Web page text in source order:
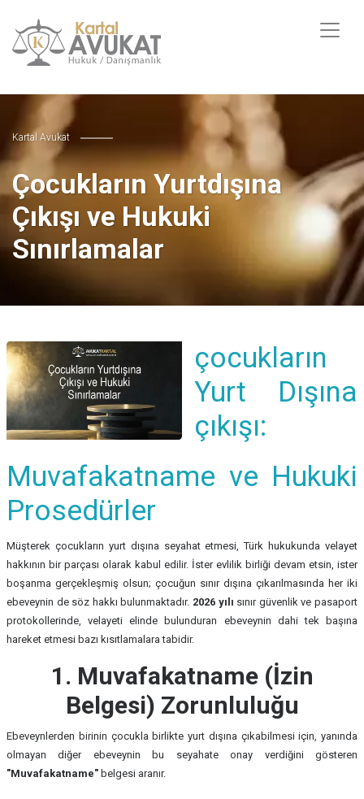
Kartal Avukat
Çocukların Yurtdışına
Çıkışı ve Hukuki
Sınırlamalar
çocukların
Yurt Dışına
çıkışı:
Muvafakatname ve Hukuki
Prosedürler
Müşterek çocukların yurt dışına seyahat etmesi, Türk hukukunda velayet
hakkının bir parçası olarak kabul edilir. İster evlilik birliği devam etsin, ister
boşanma gerçekleşmiş olsun; çocuğun sınır dışına çıkarılmasında her iki
ebeveynin de söz hakkı bulunmaktadır. 2026 yılı sınır güvenlik ve pasaport
protokollerinde, velayeti elinde bulunduran ebeveynin dahi tek başına
hareket etmesi bazı kısıtlamalara tabidir.
1. Muvafakatname (İzin
Belgesi) Zorunluluğu
Ebeveynlerden birinin çocukla birlikte yurt dışına çıkabilmesi için, yanında
olmayan diğer ebeveynin bu seyahate onay verdiğini gösteren
"Muvafakatname" belgesi aranır.